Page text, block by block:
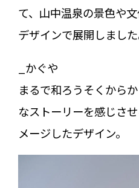
て、山中温泉の景色や
デザインで展開しました
_かぐや
まるで和ろうそくから
なストーリーを感じさ
メージしたデザイン。